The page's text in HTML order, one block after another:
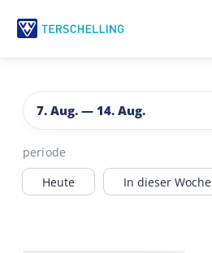
7. Aug.— 14. Aug.
periode
Heute
In dieser Woche